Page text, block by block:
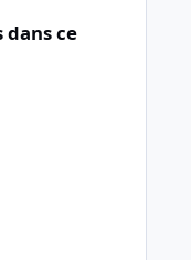
ce